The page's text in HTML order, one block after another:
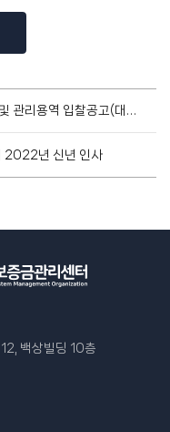
빈용기 반환수집소 운영 및 관리용역 입찰공고(대전시 중구)
2022년 신년 인사
백상빌딩 10층